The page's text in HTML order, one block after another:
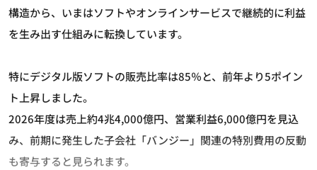
構造から、いまはソフトやオンラインサービスで継続的に利益
を生み出す仕組みに転換しています。
特にデジタル版ソフトの販売比率は85％と、前年より5ポイン
ト上昇しました。
2026年度は売上約4兆4,000億円、営業利益6,000億円を見込
み、前期に発生した子会社「バンジー」関連の特別費用の反動
も寄与すると見られます。